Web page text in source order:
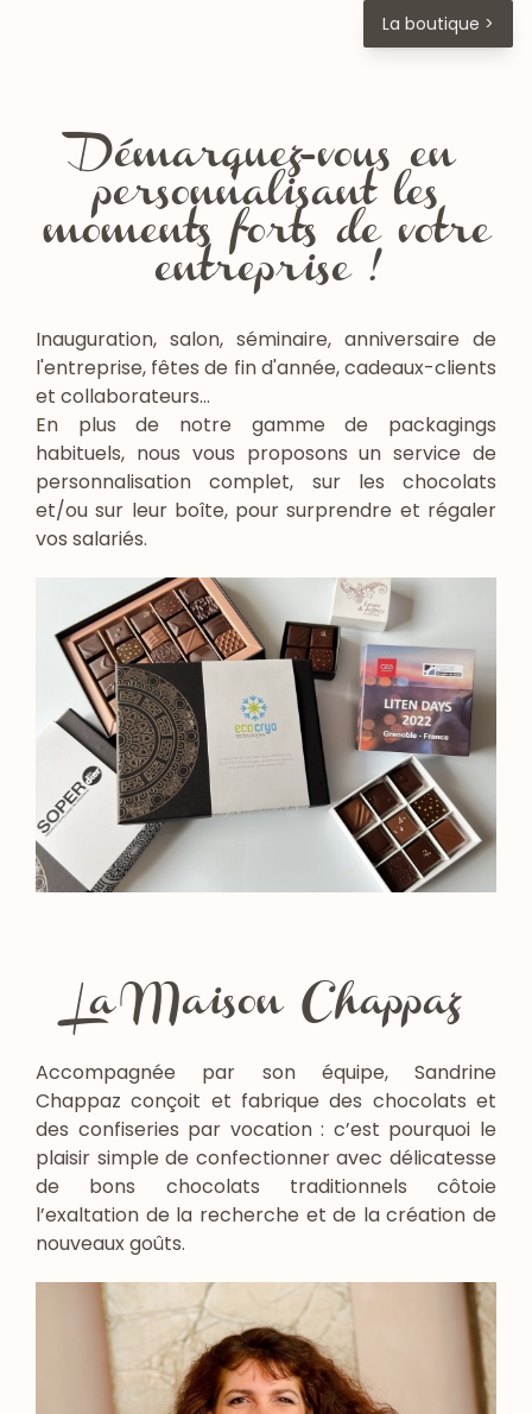
La boutique >
Démarquez-vous en
personnalisant les
moments forts de votre
entreprise !
Inauguration, salon, séminaire, anniversaire de
l'entreprise, fêtes de fin d'année, cadeaux-clients
et collaborateurs...
En plus de notre gamme de packagings
habituels, nous vous proposons un service de
personnalisation complet, sur les chocolats
et/ou sur leur boîte, pour surprendre et régaler
vos salariés.
La Maison Chappaz
Accompagnée par son équipe, Sandrine
Chappaz conçoit et fabrique des chocolats et
des confiseries par vocation : c’est pourquoi le
plaisir simple de confectionner avec délicatesse
de bons chocolats traditionnels côtoie
l’exaltation de la recherche et de la création de
nouveaux goûts.